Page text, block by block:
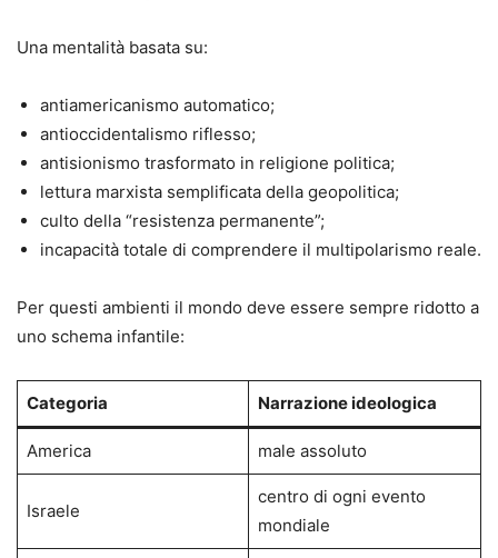
Una mentalità basata su:
antiamericanismo automatico;
antioccidentalismo riflesso;
antisionismo trasformato in religione politica;
lettura marxista semplificata della geopolitica;
culto della “resistenza permanente”;
incapacità totale di comprendere il multipolarismo reale.
Per questi ambienti il mondo deve essere sempre ridotto a
uno schema infantile:
Categoria Narrazione ideologica
America male assoluto
Israele
centro di ogni evento
mondiale